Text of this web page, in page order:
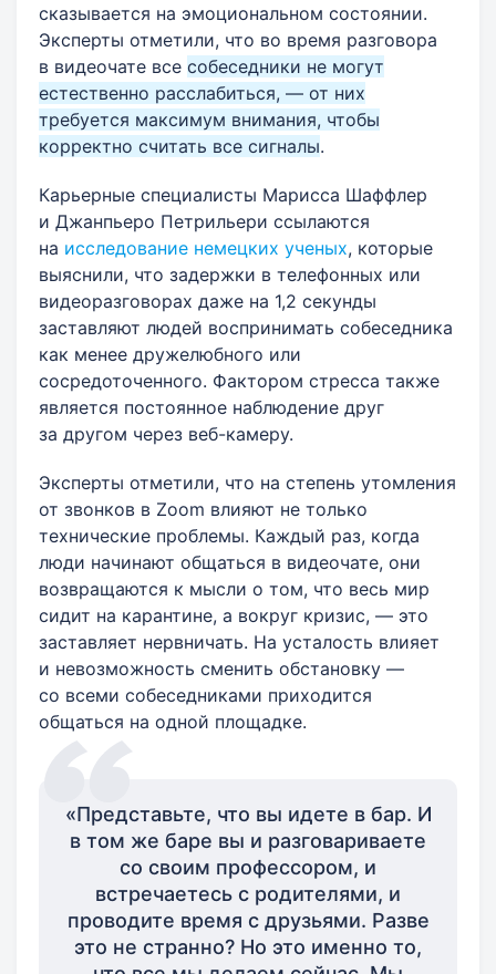
сказывается на эмоциональном состоянии.
Эксперты отметили, что во время разговора
в видеочате все собеседники не могут
естественно расслабиться, — от них
требуется максимум внимания, чтобы
корректно считать все сигналы.
Карьерные специалисты Марисса Шаффлер
и Джанпьеро Петрильери ссылаются
на исследование немецких ученых, которые
выяснили, что задержки в телефонных или
видеоразговорах даже на 1,2 секунды
заставляют людей воспринимать собеседника
как менее дружелюбного или
сосредоточенного. Фактором стресса также
является постоянное наблюдение друг
за другом через веб-камеру.
Эксперты отметили, что на степень утомления
от звонков в Zoom влияют не только
технические проблемы. Каждый раз, когда
люди начинают общаться в видеочате, они
возвращаются к мысли о том, что весь мир
сидит на карантине, а вокруг кризис, — это
заставляет нервничать. На усталость влияет
и невозможность сменить обстановку —
со всеми собеседниками приходится
общаться на одной площадке.
«Представьте, что вы идете в бар. И
в том же баре вы и разговариваете
со своим профессором, и
встречаетесь с родителями, и
проводите время с друзьями. Разве
это не странно? Но это именно то,